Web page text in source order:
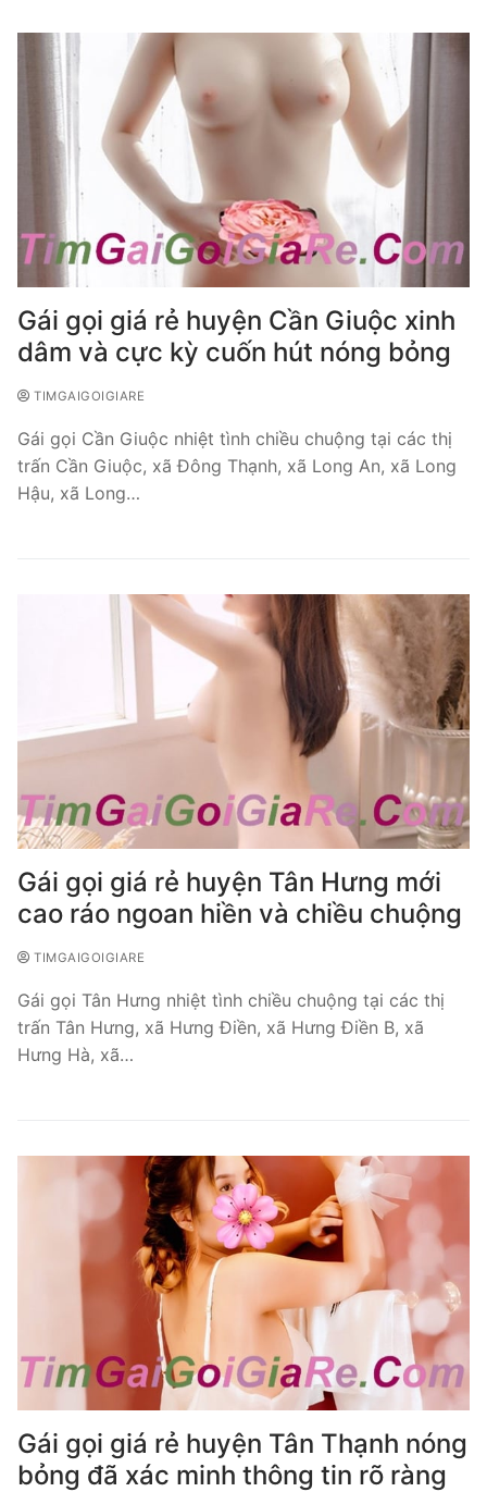
Gái gọi giá rẻ huyện Cần Giuộc xinh
dâm và cực kỳ cuốn hút nóng bỏng
TIMGAIGOIGIARE
Gái gọi Cần Giuộc nhiệt tình chiều chuộng tại các thị
trấn Cần Giuộc, xã Đông Thạnh, xã Long An, xã Long
Hậu, xã Long…
Gái gọi giá rẻ huyện Tân Hưng mới
cao ráo ngoan hiền và chiều chuộng
TIMGAIGOIGIARE
Gái gọi Tân Hưng nhiệt tình chiều chuộng tại các thị
trấn Tân Hưng, xã Hưng Điền, xã Hưng Điền B, xã
Hưng Hà, xã…
Gái gọi giá rẻ huyện Tân Thạnh nóng
bỏng đã xác minh thông tin rõ ràng